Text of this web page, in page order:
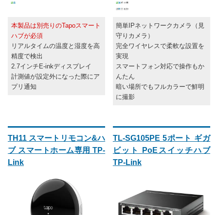
本製品は別売りのTapoスマート
ハブが必須
リアルタイムの温度と湿度を高
精度で検出
2.7インチE-inkディスプレイ
計測値が設定外になった際にア
プリ通知
簡単IPネットワークカメラ（見
守りカメラ）
完全ワイヤレスで柔軟な設置を
実現
スマートフォン対応で操作もか
んたん
暗い場所でもフルカラーで鮮明
に撮影
TH11 スマートリモコン&ハ
ブ スマートホーム専用 TP-
Link
TL-SG105PE 5ポート ギガ
ビット PoEスイッチハブ
TP-Link